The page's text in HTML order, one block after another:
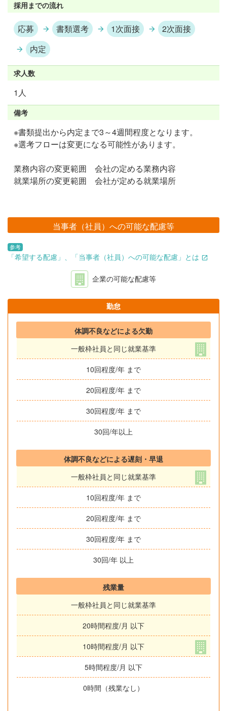
採用までの流れ
応募 書類選考 1次面接
2次面接
内定
求人数
1人
備考
※書類提出から内定まで3～4週間程度となります。
※選考フローは変更になる可能性があります。
業務内容の変更範囲 会社の定める業務内容
就業場所の変更範囲 会社が定める就業場所
当事者（社員）への可能な配慮等
参考
「希望する配慮」、「当事者（社員）への可能な配慮」とは
企業の可能な配慮等
勤怠
体調不良などによる欠勤
一般枠社員と同じ就業基準
10回程度/年 まで
20回程度/年 まで
30回程度/年 まで
30回/年以上
体調不良などによる遅刻・早退
一般枠社員と同じ就業基準
10回程度/年 まで
20回程度/年 まで
30回程度/年 まで
30回/年 以上
残業量
一般枠社員と同じ就業基準
20時間程度/月 以下
10時間程度/月 以下
5時間程度/月 以下
0時間（残業なし）